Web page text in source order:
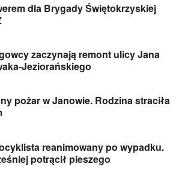
dla Brygady Świętokrzyskiej
zaczynają remont ulicy Jana
Jeziorańskiego
pożar w Janowie. Rodzina straciła
reanimowany po wypadku.
potrącił pieszego